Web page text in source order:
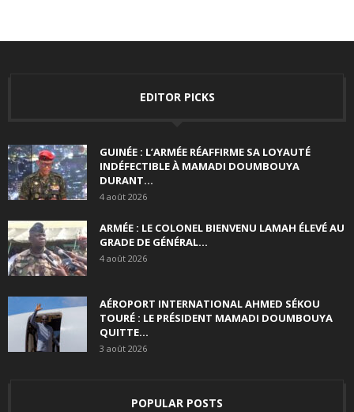
EDITOR PICKS
GUINÉE : L’ARMÉE RÉAFFIRME SA LOYAUTÉ
INDÉFECTIBLE À MAMADI DOUMBOUYA
DURANT...
4 août 2026
ARMÉE : LE COLONEL BIENVENU LAMAH ÉLEVÉ AU
GRADE DE GÉNÉRAL...
4 août 2026
AÉROPORT INTERNATIONAL AHMED SÉKOU
TOURÉ : LE PRÉSIDENT MAMADI DOUMBOUYA
QUITTE...
3 août 2026
POPULAR POSTS